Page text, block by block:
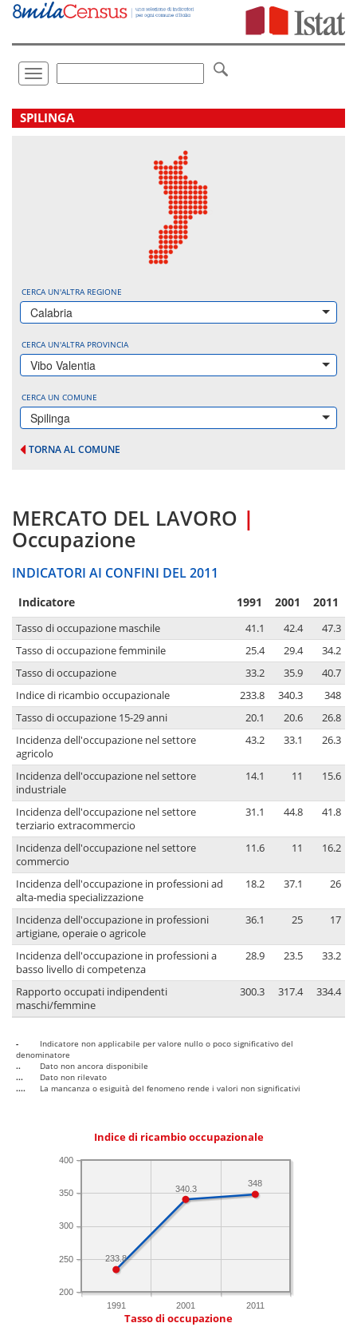
Vai
direttamente
Toggle
navigation
.
SPILINGA
CERCA UN'ALTRA REGIONE
Calabria
CERCA UN'ALTRA PROVINCIA
Vibo Valentia
CERCA UN COMUNE
Spilinga
TORNA AL COMUNE
MERCATO DEL LAVORO |
Occupazione
INDICATORI AI CONFINI DEL 2011
Indicatore 1991 2001 2011
Tasso di occupazione maschile 41.1 42.4
47.3
Tasso di occupazione femminile
25.4 29.4
34.2
Tasso di occupazione
33.2 35.9
40.7
Indice di ricambio occupazionale
233.8 340.3
348
Tasso di occupazione 15-29 anni
20.1 20.6
26.8
Incidenza dell'occupazione nel settore
agricolo
43.2 33.1 26.3
Incidenza dell'occupazione nel settore
industriale
14.1 11 15.6
Incidenza dell'occupazione nel settore
terziario extracommercio
31.1 44.8 41.8
Incidenza dell'occupazione nel settore
commercio
11.6 11 16.2
Incidenza dell'occupazione in professioni ad
alta-media specializzazione
18.2 37.1 26
Incidenza dell'occupazione in professioni
artigiane, operaie o agricole
36.1 25 17
Incidenza dell'occupazione in professioni a
basso livello di competenza
28.9 23.5 33.2
Rapporto occupati indipendenti
maschi/femmine
300.3 317.4 334.4
-
Indicatore non applicabile per valore nullo o poco significativo del
denominatore
..
Dato non ancora disponibile
...
Dato non rilevato
....
La mancanza o esiguità del fenomeno rende i valori non significativi
Indice di ricambio occupazionale
1991 2001 2011
200
250
300
350
400
348
340.3
233.8
Tasso di occupazione